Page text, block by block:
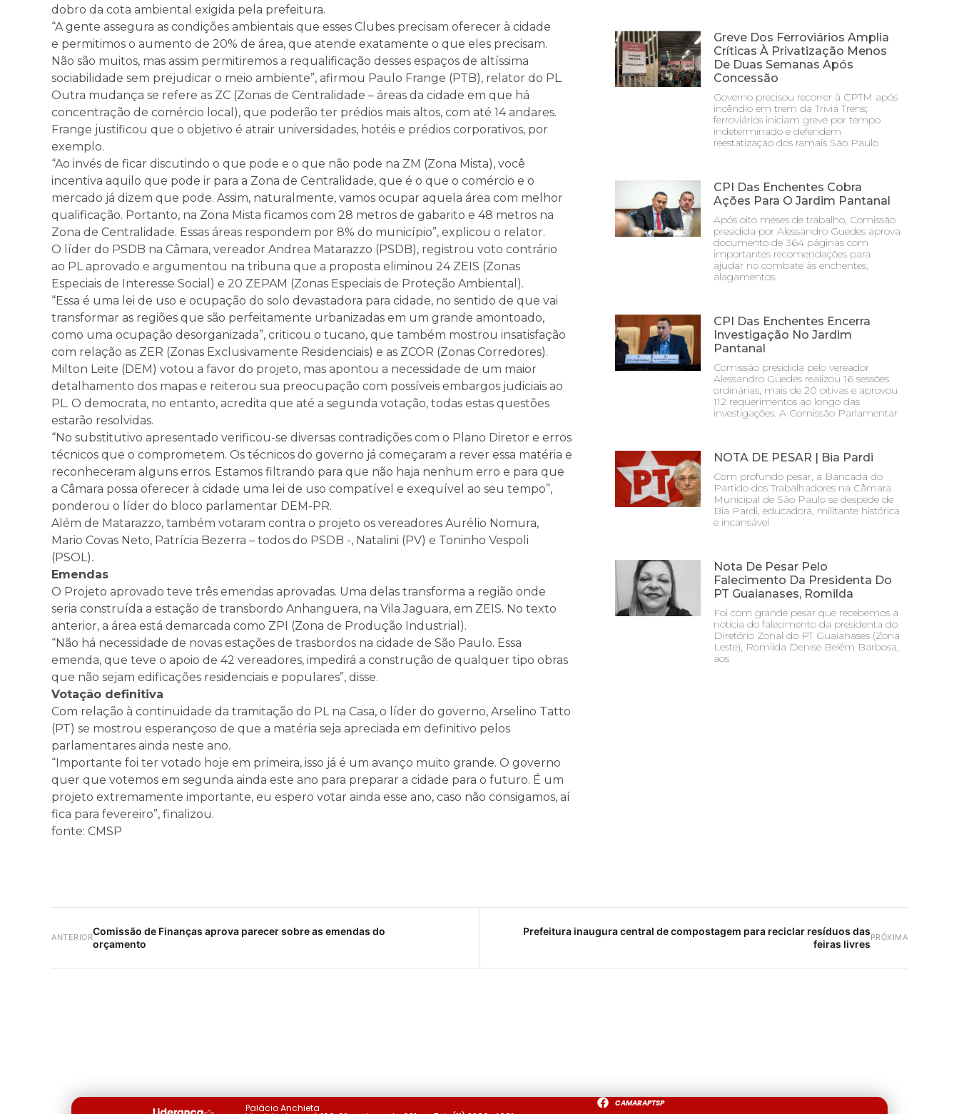
dobro da cota ambiental exigida pela prefeitura.
“A gente assegura as condições ambientais que esses Clubes precisam oferecer à cidade
e permitimos o aumento de 20% de área, que atende exatamente o que eles precisam.
Não são muitos, mas assim permitiremos a requalificação desses espaços de altíssima
sociabilidade sem prejudicar o meio ambiente”, afirmou Paulo Frange (PTB), relator do PL.
Outra mudança se refere as ZC (Zonas de Centralidade – áreas da cidade em que há
concentração de comércio local), que poderão ter prédios mais altos, com até 14 andares.
Frange justificou que o objetivo é atrair universidades, hotéis e prédios corporativos, por
exemplo.
“Ao invés de ficar discutindo o que pode e o que não pode na ZM (Zona Mista), você
incentiva aquilo que pode ir para a Zona de Centralidade, que é o que o comércio e o
mercado já dizem que pode. Assim, naturalmente, vamos ocupar aquela área com melhor
qualificação. Portanto, na Zona Mista ficamos com 28 metros de gabarito e 48 metros na
Zona de Centralidade. Essas áreas respondem por 8% do município”, explicou o relator.
O líder do PSDB na Câmara, vereador Andrea Matarazzo (PSDB), registrou voto contrário
ao PL aprovado e argumentou na tribuna que a proposta eliminou 24 ZEIS (Zonas
Especiais de Interesse Social) e 20 ZEPAM (Zonas Especiais de Proteção Ambiental).
“Essa é uma lei de uso e ocupação do solo devastadora para cidade, no sentido de que vai
transformar as regiões que são perfeitamente urbanizadas em um grande amontoado,
como uma ocupação desorganizada”, criticou o tucano, que também mostrou insatisfação
com relação as ZER (Zonas Exclusivamente Residenciais) e as ZCOR (Zonas Corredores).
Milton Leite (DEM) votou a favor do projeto, mas apontou a necessidade de um maior
detalhamento dos mapas e reiterou sua preocupação com possíveis embargos judiciais ao
PL. O democrata, no entanto, acredita que até a segunda votação, todas estas questões
estarão resolvidas.
“No substitutivo apresentado verificou-se diversas contradições com o Plano Diretor e erros
técnicos que o comprometem. Os técnicos do governo já começaram a rever essa matéria e
reconheceram alguns erros. Estamos filtrando para que não haja nenhum erro e para que
a Câmara possa oferecer à cidade uma lei de uso compatível e exequível ao seu tempo”,
ponderou o líder do bloco parlamentar DEM-PR.
Além de Matarazzo, também votaram contra o projeto os vereadores Aurélio Nomura,
Mario Covas Neto, Patrícia Bezerra – todos do PSDB -, Natalini (PV) e Toninho Vespoli
(PSOL).
Emendas
O Projeto aprovado teve três emendas aprovadas. Uma delas transforma a região onde
seria construída a estação de transbordo Anhanguera, na Vila Jaguara, em ZEIS. No texto
anterior, a área está demarcada como ZPI (Zona de Produção Industrial).
“Não há necessidade de novas estações de trasbordos na cidade de São Paulo. Essa
emenda, que teve o apoio de 42 vereadores, impedirá a construção de qualquer tipo obras
que não sejam edificações residenciais e populares”, disse.
Votação definitiva
Com relação à continuidade da tramitação do PL na Casa, o líder do governo, Arselino Tatto
(PT) se mostrou esperançoso de que a matéria seja apreciada em definitivo pelos
parlamentares ainda neste ano.
“Importante foi ter votado hoje em primeira, isso já é um avanço muito grande. O governo
quer que votemos em segunda ainda este ano para preparar a cidade para o futuro. É um
projeto extremamente importante, eu espero votar ainda esse ano, caso não consigamos, aí
fica para fevereiro”, finalizou.
fonte: CMSP
Greve Dos Ferroviários Amplia
Críticas À Privatização Menos
De Duas Semanas Após
Concessão
Governo precisou recorrer à CPTM após
incêndio em trem da Trivia Trens;
ferroviários iniciam greve por tempo
indeterminado e defendem
reestatização dos ramais São Paulo
CPI Das Enchentes Cobra
Ações Para O Jardim Pantanal
Após oito meses de trabalho, Comissão
presidida por Alessandro Guedes aprova
documento de 364 páginas com
importantes recomendações para
ajudar no combate às enchentes,
alagamentos
CPI Das Enchentes Encerra
Investigação No Jardim
Pantanal
Comissão presidida pelo vereador
Alessandro Guedes realizou 16 sessões
ordinárias, mais de 20 oitivas e aprovou
112 requerimentos ao longo das
investigações. A Comissão Parlamentar
NOTA DE PESAR | Bia Pardi
Com profundo pesar, a Bancada do
Partido dos Trabalhadores na Câmara
Municipal de São Paulo se despede de
Bia Pardi, educadora, militante histórica
e incansável
Nota De Pesar Pelo
Falecimento Da Presidenta Do
PT Guaianases, Romilda
Foi com grande pesar que recebemos a
notícia do falecimento da presidenta do
Diretório Zonal do PT Guaianases (Zona
Leste), Romilda Denise Belém Barbosa,
aos
ANTERIORComissão de Finanças aprova parecer sobre as emendas do
orçamento
PRÓXIMA
Prefeitura inaugura central de compostagem para reciclar resíduos das
feiras livres
Palácio Anchieta CAMARAPTSP